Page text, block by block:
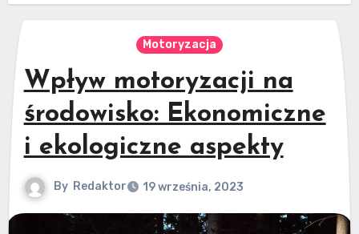
Motoryzacja
Wpływ motoryzacji na
środowisko: Ekonomiczne
i ekologiczne aspekty
By Redaktor 19 września, 2023